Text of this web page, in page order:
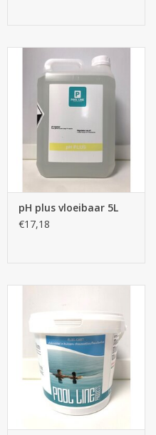
pH plus vloeibaar 5L
€17,18